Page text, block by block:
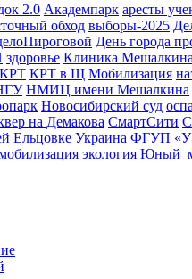
2.0 Академпарк аресты
обход выборы-2025
День города
здоровье Клиника Мешалкина
КРТ КРТ в Щ Мобилизация
НМИЦ имени Мешалкина
Новосибирский суд
на Демакова СмартСити
Ельцовке Украина ФГУП
экология